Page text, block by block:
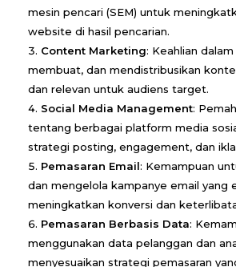
mesin pencari (SEM) untuk
website di hasil pencarian.
Content Marketing: Keahlian
membuat, dan mendistribusikan
dan relevan untuk audiens target.
Social Media Management:
tentang berbagai platform media
strategi posting, engagement, dan
Pemasaran Email: Kemampuan
dan mengelola kampanye email yang
meningkatkan konversi dan
Pemasaran Berbasis Data:
menggunakan data pelanggan dan
menyesuaikan strategi pemasaran